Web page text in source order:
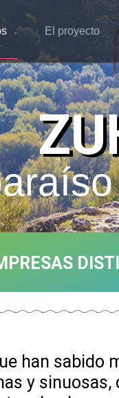
El proyecto
han sabido
y